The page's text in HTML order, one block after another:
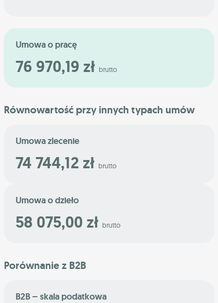
Umowa o pracę
76 970,19 zł brutto
Równowartość przy innych typach umów
Umowa zlecenie
74 744,12 zł brutto
Umowa o dzieło
58 075,00 zł brutto
Porównanie z B2B
B2B – skala podatkowa